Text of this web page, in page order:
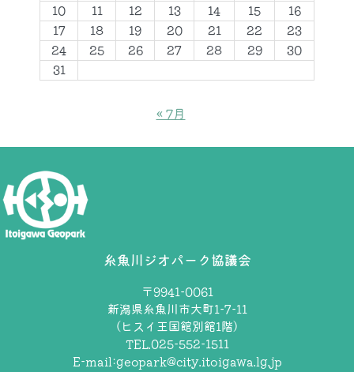
10
11 12 13 14 15
16
17
18 19 20 21 22
23
24
25 26 27 28 29
30
31
« 7月
糸魚川ジオパーク協議会
〒9941-0061
新潟県糸魚川市大町1-7-11
（ヒスイ王国館別館1階）
TEL.025-552-1511
E-mail:geopark@city.itoigawa.lg.jp